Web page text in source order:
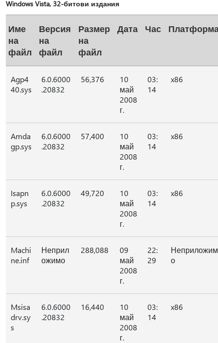
Windows Vista, 32-битови издания
Име
на
файл
Версия
на
файл
Размер
на
файл
Дата Час
Agp4
40.sys
6.0.6000
.20832
56,376
10
май
2008
г.
03:
14
x86
Amda
gp.sys
6.0.6000
.20832
57,400
10
май
2008
г.
03:
14
x86
Isapn
p.sys
6.0.6000
.20832
49,720
10
май
2008
г.
03:
14
x86
Machi
ne.inf
Неприл
ожимо
288,088
09
май
2008
г.
22:
29
Неприложим
о
Msisa
drv.sy
s
6.0.6000
.20832
16,440
10
май
2008
г.
03:
14
x86